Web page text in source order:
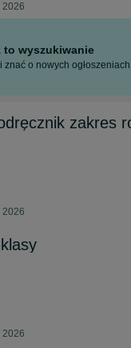
2026
to wyszukiwanie
znać o nowych
zakres
2026
2026